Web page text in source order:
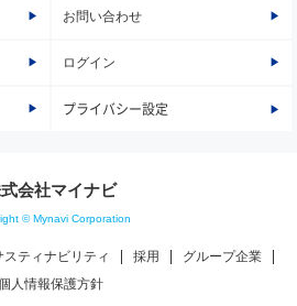
お問い合わせ
ログイン
プライバシー設定
会社マイナビ
© Mynavi Corporation
スティナビリティ 採用
グループ企業
人情報保護方針